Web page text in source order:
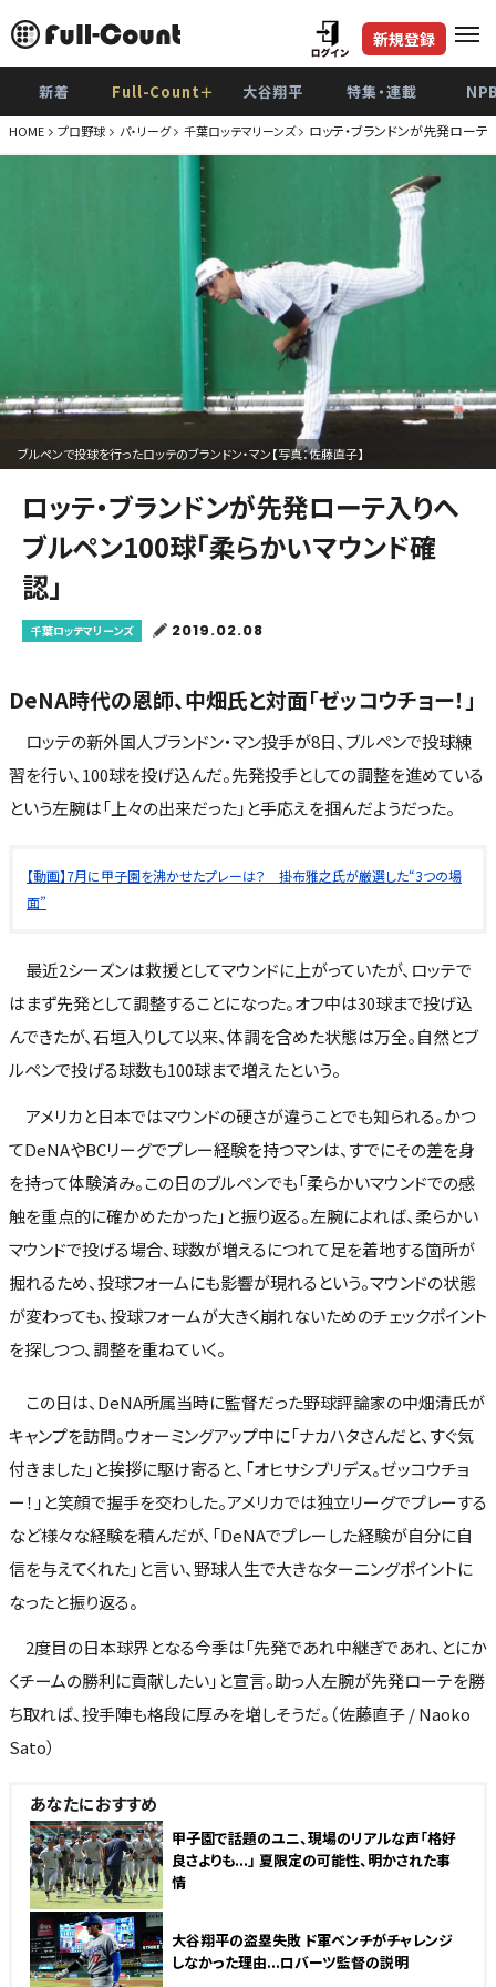
新規登録
新着 Full-Count＋ 大谷翔平 特集・連載
HOME プロ野球 パ・リーグ 千葉ロッテマリーンズ ロッテ・ブランドンが先発ロー
ブルペンで投球を行ったロッテのブランドン・マン【写真：佐藤直子】
ロッテ・ブランドンが先発ローテ入りへ
ブルペン100球「柔らかいマウンド確
認」
千葉ロッテマリーンズ 2019.02.08
DeNA時代の恩師、中畑氏と対面「ゼッコウチョー！」
ロッテの新外国人ブランドン・マン投手が8日、ブルペンで投球練
習を行い、100球を投げ込んだ。先発投手としての調整を進めている
という左腕は「上々の出来だった」と手応えを掴んだようだった。
【動画】7月に甲子園を沸かせたプレーは？ 掛布雅之氏が厳選した“3つの場
面”
最近2シーズンは救援としてマウンドに上がっていたが、ロッテで
はまず先発として調整することになった。オフ中は30球まで投げ込
んできたが、石垣入りして以来、体調を含めた状態は万全。自然とブ
ルペンで投げる球数も100球まで増えたという。
アメリカと日本ではマウンドの硬さが違うことでも知られる。かつ
てDeNAやBCリーグでプレー経験を持つマンは、すでにその差を身
を持って体験済み。この日のブルペンでも「柔らかいマウンドでの感
触を重点的に確かめたかった」と振り返る。左腕によれば、柔らかい
マウンドで投げる場合、球数が増えるにつれて足を着地する箇所が
掘れるため、投球フォームにも影響が現れるという。マウンドの状態
が変わっても、投球フォームが大きく崩れないためのチェックポイント
を探しつつ、調整を重ねていく。
この日は、DeNA所属当時に監督だった野球評論家の中畑清氏が
キャンプを訪問。ウォーミングアップ中に「ナカハタさんだと、すぐ気
付きました」と挨拶に駆け寄ると、「オヒサシブリデス。ゼッコウチョ
ー！」と笑顔で握手を交わした。アメリカでは独立リーグでプレーする
など様々な経験を積んだが、「DeNAでプレーした経験が自分に自
信を与えてくれた」と言い、野球人生で大きなターニングポイントに
なったと振り返る。
2度目の日本球界となる今季は「先発であれ中継ぎであれ、とにか
くチームの勝利に貢献したい」と宣言。助っ人左腕が先発ローテを勝
ち取れば、投手陣も格段に厚みを増しそうだ。（佐藤直子 / Naoko
Sato）
あなたにおすすめ
甲子園で話題のユニ、現場のリアルな声「格好
良さよりも...」 夏限定の可能性、明かされた事
情
大谷翔平の盗塁失敗 ド軍ベンチがチャレンジ
しなかった理由...ロバーツ監督の説明